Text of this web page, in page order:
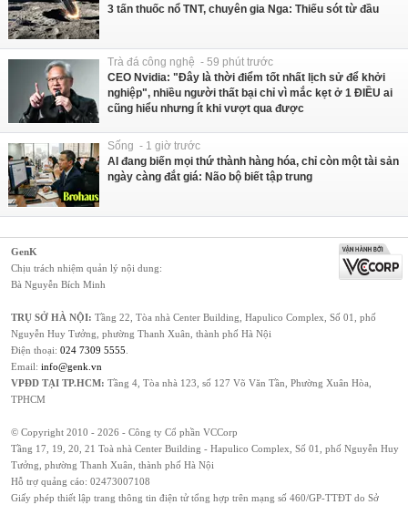
3 tấn thuốc nổ TNT, chuyên gia Nga: Thiếu sót từ đầu
Trà đá công nghệ - 59 phút trước
CEO Nvidia: "Đây là thời điểm tốt nhất lịch sử để khởi
nghiệp", nhiều người thất bại chỉ vì mắc kẹt ở 1 ĐIỀU ai
cũng hiểu nhưng ít khi vượt qua được
Sống - 1 giờ trước
AI đang biến mọi thứ thành hàng hóa, chỉ còn một tài sản
ngày càng đắt giá: Não bộ biết tập trung
GenK
Chịu trách nhiệm quản lý nội dung:
Bà Nguyễn Bích Minh
TRỤ SỞ HÀ NỘI: Tầng 22, Tòa nhà Center Building, Hapulico Complex, Số 01, phố
Nguyễn Huy Tưởng, phường Thanh Xuân, thành phố Hà Nội
Điện thoại: 024 7309 5555
Email: info@genk.vn
VPĐD TẠI TP.HCM: Tầng 4, Tòa nhà 123, số 127 Võ Văn Tần, Phường Xuân Hòa,
TPHCM
© Copyright 2010 - 2026 - Công ty Cổ phần VCCorp
Tầng 17, 19, 20, 21 Toà nhà Center Building - Hapulico Complex, Số 01, phố Nguyễn Huy
Tưởng, phường Thanh Xuân, thành phố Hà Nội
Hỗ trợ quảng cáo: 02473007108
Giấy phép thiết lập trang thông tin điện tử tổng hợp trên mạng số 460/GP-TTĐT do Sở